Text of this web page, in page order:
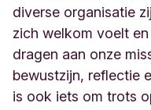
diverse organisatie
zich welkom voelt
dragen aan onze
bewustzijn, reflectie
is ook iets om trots